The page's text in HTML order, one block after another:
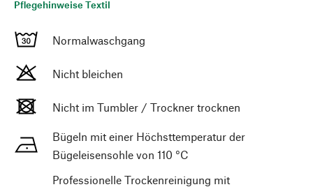
Pflegehinweise Textil
Normalwaschgang
Nicht bleichen
Nicht im Tumbler / Trockner trocknen
Bügeln mit einer Höchsttemperatur der
Bügeleisensohle von 110 °C
Professionelle Trockenreinigung mit